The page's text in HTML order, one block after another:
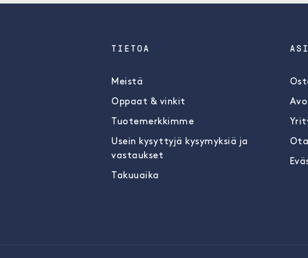
TIETOA
Meistä
Oppaat & vinkit
Tuotemerkkimme
Usein kysyttyjä kysymyksiä ja
vastaukset
Takuuaika